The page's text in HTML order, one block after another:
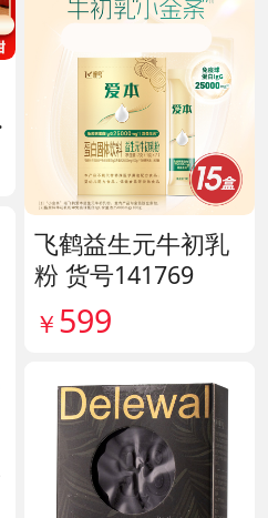
飞鹤益生元牛初乳
粉 货号141769
￥ 599